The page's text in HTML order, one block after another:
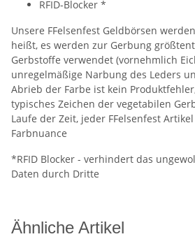
RFID-Blocker *
Unsere FFelsenfest Geldbörsen
heißt, es werden zur Gerbung
Gerbstoffe verwendet (vornehmlich
unregelmäßige Narbung des Leders
Abrieb der Farbe ist kein
typisches Zeichen der vegetabilen
Laufe der Zeit, jeder FFelsenfest
Farbnuance
*RFID Blocker - verhindert das
Daten durch Dritte
Ähnliche Artikel